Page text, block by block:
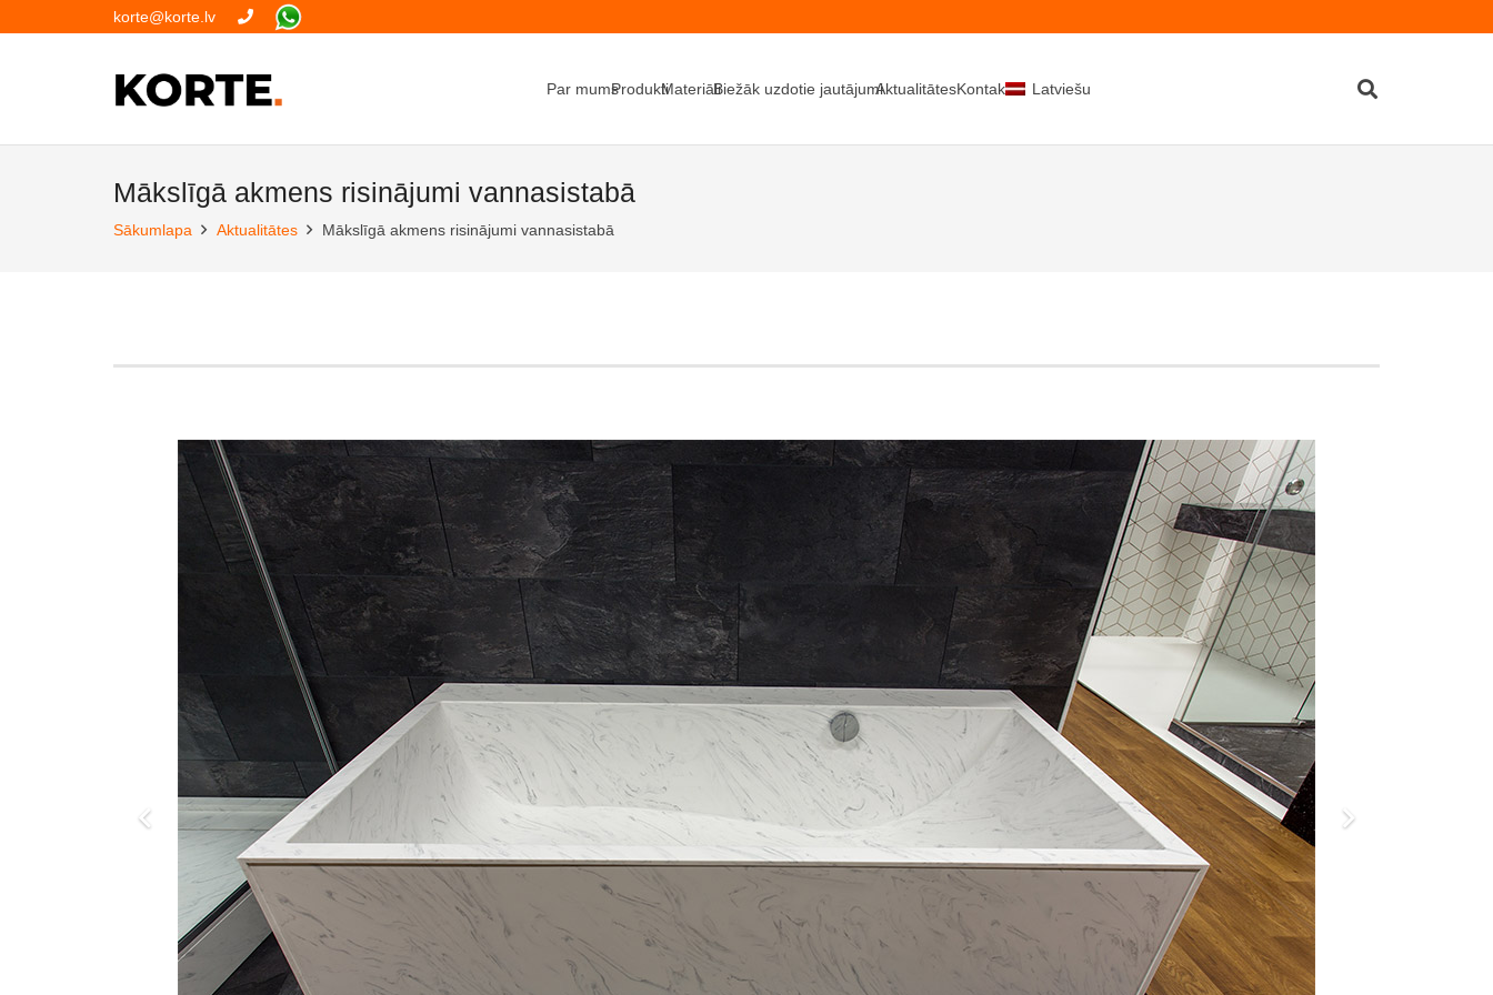
korte@korte.lv
Par mumsProduktiMateriāliBiežāk uzdotie jautājumiAktualitātesKontakti Latviešu
Mākslīgā akmens risinājumi vannasistabā
Sākumlapa Aktualitātes Mākslīgā akmens risinājumi vannasistabā